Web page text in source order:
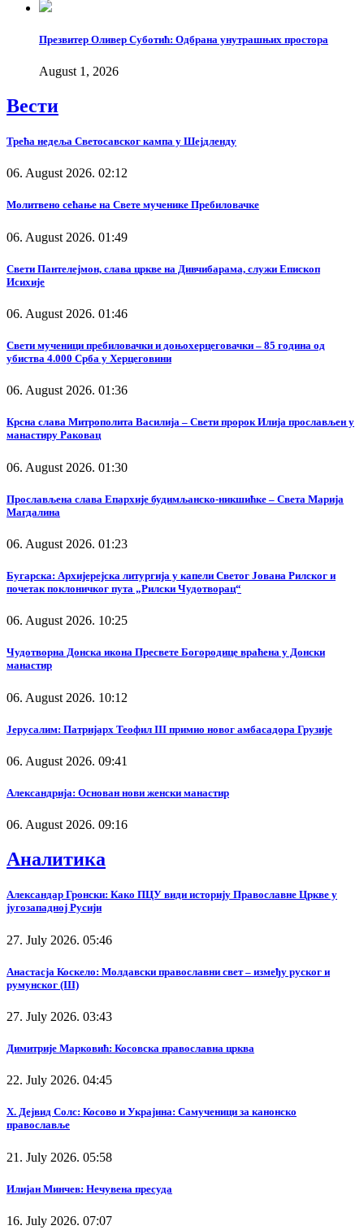
Презвитер Оливер Суботић: Одбрана унутрашњих простора
August 1, 2026
Вести
Трећа недеља Светосавског кампа у Шејдленду
06. August 2026. 02:12
Молитвено сећање на Свете мученике Пребиловачке
06. August 2026. 01:49
Свети Пантелејмон, слава цркве на Дивчибарама, служи Епископ
Исихије
06. August 2026. 01:46
Свети мученици пребиловачки и доњохерцеговачки – 85 година од
убиства 4.000 Срба у Херцеговини
06. August 2026. 01:36
Крсна слава Митрополита Василија – Свети пророк Илија прослављен у
манастиру Раковац
06. August 2026. 01:30
Прослављена слава Епархије будимљанско-никшићке – Света Марија
Магдалина
06. August 2026. 01:23
Бугарска: Архијерејска литургија у капели Светог Јована Рилског и
почетак поклоничког пута „Рилски Чудотворац“
06. August 2026. 10:25
Чудотворна Донска икона Пресвете Богородице враћена у Донски
манастир
06. August 2026. 10:12
Јерусалим: Патријарх Теофил III примио новог амбасадора Грузије
06. August 2026. 09:41
Александрија: Основан нови женски манастир
06. August 2026. 09:16
Аналитика
Александар Гронски: Како ПЦУ види историју Православне Цркве у
југозападној Русији
27. July 2026. 05:46
Анастасја Коскело: Молдавски православни свет – између руског и
румунског (III)
27. July 2026. 03:43
Димитрије Марковић: Косовска православна црква
22. July 2026. 04:45
Х. Дејвид Солс: Косово и Украјина: Самученици за канонско
православље
21. July 2026. 05:58
Илијан Минчев: Нечувена пресуда
16. July 2026. 07:07